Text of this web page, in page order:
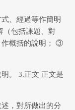
、經過等作簡明
（包括課題、對
作概括的說明； ③
。 3.正文 正文是
，對所做出的分